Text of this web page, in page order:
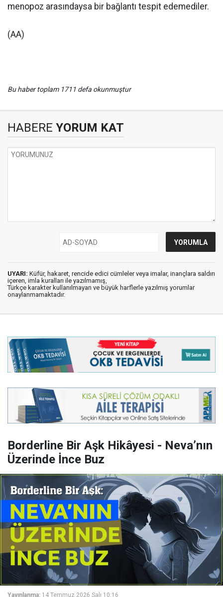
menopoz arasındaysa bir bağlantı tespit edemediler.
(AA)
Bu haber toplam 1711 defa okunmuştur
HABERE YORUM KAT
UYARI: Küfür, hakaret, rencide edici cümleler veya imalar, inançlara saldırı
içeren, imla kuralları ile yazılmamış,
Türkçe karakter kullanılmayan ve büyük harflerle yazılmış yorumlar
onaylanmamaktadır.
Borderline Bir Aşk Hikâyesi - Neva’nın
Üzerinde İnce Buz
Yayınlanma: 14 Temmuz 2026 Salı 10:16